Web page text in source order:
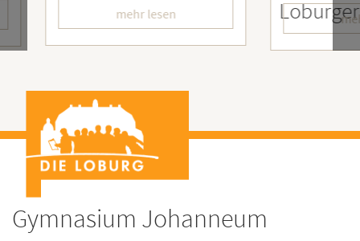
LoburgerInnen
mehr lesen
–
Gymnasium Johanneum